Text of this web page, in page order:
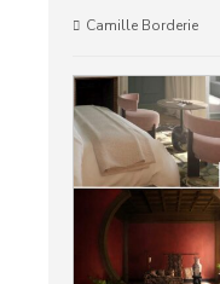
Camille Borderie